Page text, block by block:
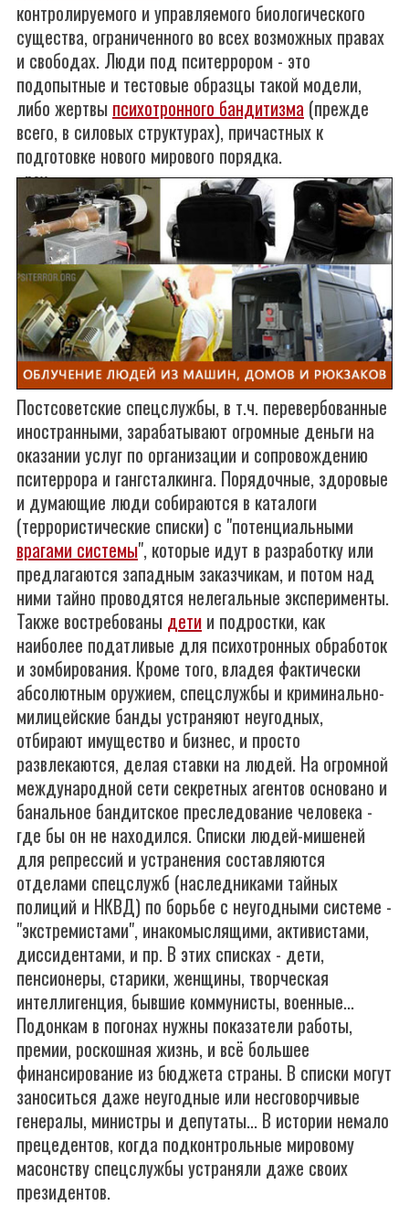
контролируемого и управляемого биологического
существа, ограниченного во всех возможных правах
и свободах. Люди под пситеррором - это
подопытные и тестовые образцы такой модели,
либо жертвы психотронного бандитизма (прежде
всего, в силовых структурах), причастных к
подготовке нового мирового порядка.
~psy~
Постсоветские спецслужбы, в т.ч. перевербованные
иностранными, зарабатывают огромные деньги на
оказании услуг по организации и сопровождению
пситеррора и гангсталкинга. Порядочные, здоровые
и думающие люди собираются в каталоги
(террористические списки) с "потенциальными
врагами системы", которые идут в разработку или
предлагаются западным заказчикам, и потом над
ними тайно проводятся нелегальные эксперименты.
Также востребованы дети и подростки, как
наиболее податливые для психотронных обработок
и зомбирования. Кроме того, владея фактически
абсолютным оружием, спецслужбы и криминально-
милицейские банды устраняют неугодных,
отбирают имущество и бизнес, и просто
развлекаются, делая ставки на людей. На огромной
международной сети секретных агентов основано и
банальное бандитское преследование человека -
где бы он не находился. Списки людей-мишеней
для репрессий и устранения составляются
отделами спецслужб (наследниками тайных
полиций и НКВД) по борьбе с неугодными системе -
"экстремистами", инакомыслящими, активистами,
диссидентами, и пр. В этих списках - дети,
пенсионеры, старики, женщины, творческая
интеллигенция, бывшие коммунисты, военные...
Подонкам в погонах нужны показатели работы,
премии, роскошная жизнь, и всё большее
финансирование из бюджета страны. В списки могут
заноситься даже неугодные или несговорчивые
генералы, министры и депутаты... В истории немало
прецедентов, когда подконтрольные мировому
масонству спецслужбы устраняли даже своих
президентов.